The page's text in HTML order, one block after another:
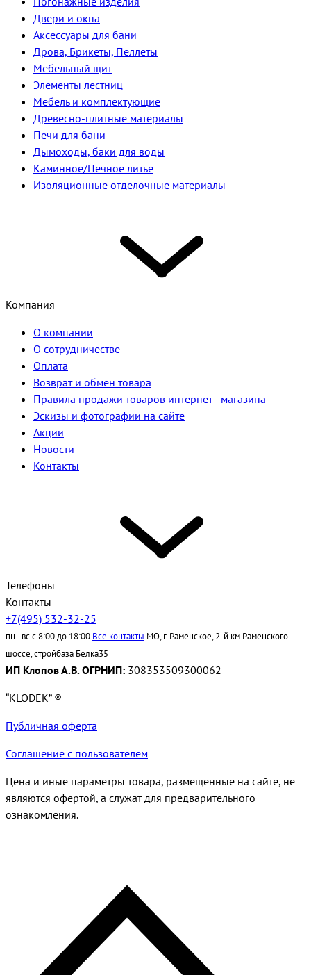
Двери и окна
Аксессуары для бани
Дрова, Брикеты, Пеллеты
Мебельный щит
Элементы лестниц
Мебель и комплектующие
Древесно-плитные материалы
Печи для бани
Дымоходы, баки для воды
Каминное/Печное литье
Изоляционные отделочные материалы
Компания
О компании
О сотрудничестве
Оплата
Возврат и обмен товара
Правила продажи товаров интернет - магазина
Эскизы и фотографии на сайте
Акции
Новости
Контакты
Телефоны
Контакты
+7(495) 532-32-25
пн–вс с 8:00 до 18:00 Все контакты МО, г. Раменское, 2-й км Раменского
шоссе, стройбаза Белка35
ИП Клопов А.В. ОГРНИП: 308353509300062
“KLODEK” ®
Публичная оферта
Соглашение с пользователем
Цена и иные параметры товара, размещенные на сайте, не
являются офертой, а служат для предварительного
ознакомления.